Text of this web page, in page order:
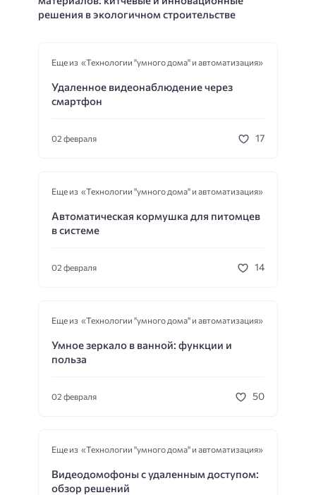
решения в экологичном строительстве
Еще из «Технологии "умного дома" и автоматизация»
Удаленное видеонаблюдение через
смартфон
02 февраля 17
Еще из «Технологии "умного дома" и автоматизация»
Автоматическая кормушка для питомцев
в системе
02 февраля 14
Еще из «Технологии "умного дома" и автоматизация»
Умное зеркало в ванной: функции и
польза
02 февраля 50
Еще из «Технологии "умного дома" и автоматизация»
Видеодомофоны с удаленным доступом:
обзор решений